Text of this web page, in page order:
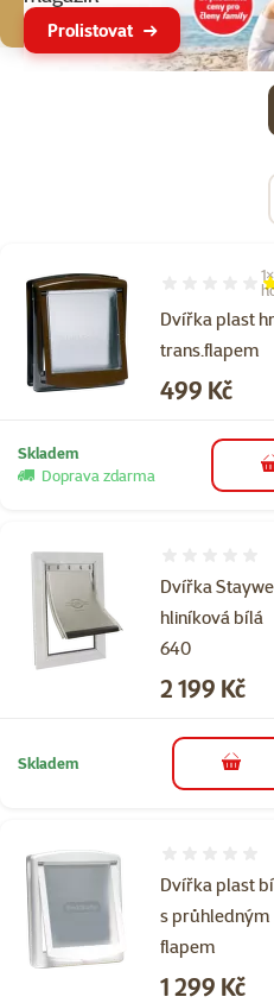
Prolistovat
Produkty v kategorii Dvířka pro
Dvířka plast
trans.flapem
Hodnocení
1×
Cena
499 Kč
Skladem
Doprava zdarma
Dvířka
hliníková bílá
640
Cena
2 199 Kč
Skladem do
Dvířka plast
s průhledným
flapem
Cena
1 299 Kč